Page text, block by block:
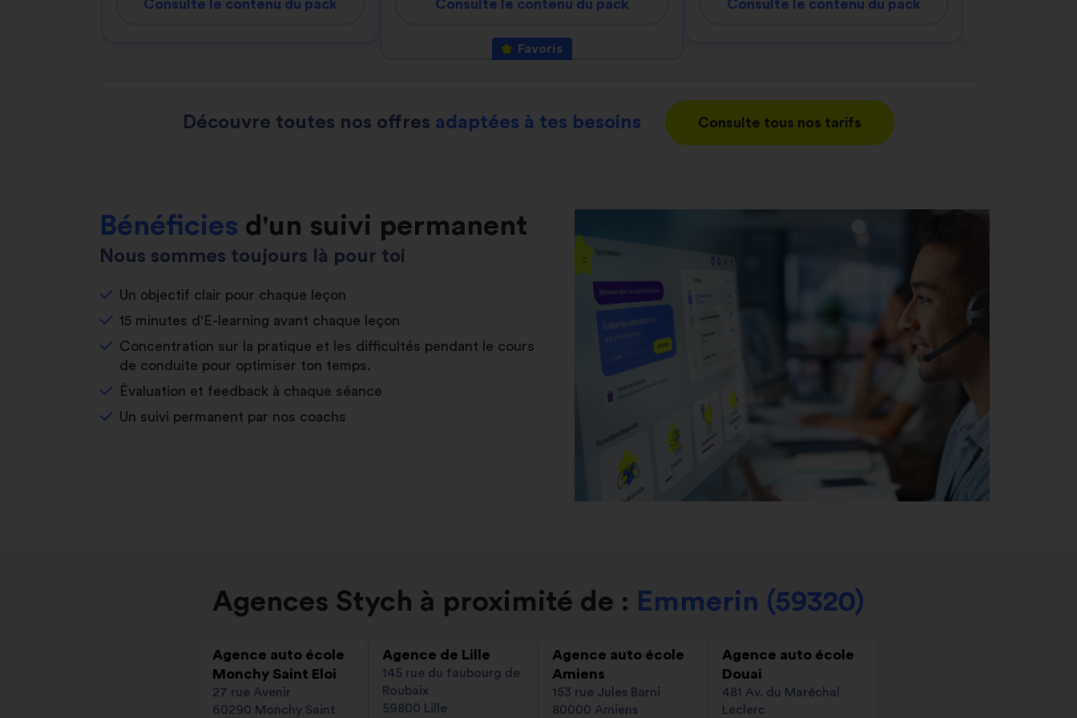
Consulte le contenu du pack Consulte le contenu du pack
Favoris
Consulte le contenu du pack
Découvre toutes nos offres adaptées à tes besoins Consulte tous nos tarifs
Bénéficies d'un suivi permanent
Nous sommes toujours là pour toi
Un objectif clair pour chaque leçon
15 minutes d'E-learning avant chaque leçon
Concentration sur la pratique et les difficultés pendant le cours
de conduite pour optimiser ton temps.
Évaluation et feedback à chaque séance
Un suivi permanent par nos coachs
Agences Stych à proximité de : Emmerin (59320)
Agence auto école
Monchy Saint Eloi
27 rue Avenir
60290 Monchy Saint
Agence de Lille
145 rue du faubourg de
Roubaix
59800 Lille
Agence auto école
Amiens
153 rue Jules Barni
80000 Amiens
Agence auto école
Douai
481 Av. du Maréchal
Leclerc